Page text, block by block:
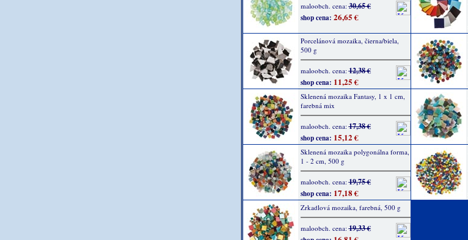
maloobch. cena:30,65 €
shop cena: 26,65 €
Porcelánová mozaika, čierna/biela,
500 g
maloobch. cena:12,38 €
shop cena: 11,25 €
Sklenená mozaika Fantasy, 1 x 1 cm,
farebná mix
maloobch. cena:17,38 €
shop cena: 15,12 €
Sklenená mozaika polygonálna forma,
1 - 2 cm, 500 g
maloobch. cena:19,75 €
shop cena: 17,18 €
Zrkadlová mozaika, farebná, 500 g
maloobch. cena:19,33 €